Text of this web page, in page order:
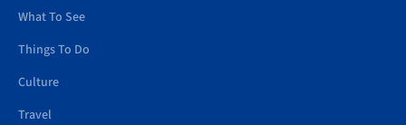
What To See
Things To Do
Culture
Travel